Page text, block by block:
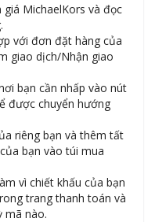
MichaelKors và đọc
với đơn đặt hàng của
giao dịch/Nhận giao
bạn cần nhấp vào nút
được chuyển hướng
riêng bạn và thêm tất
bạn vào túi mua
vì chiết khấu của bạn
trang thanh toán và
mã nào.